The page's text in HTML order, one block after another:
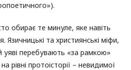
обирає те минуле, яке навіть
Язичницькі та християнські міфи,
уяві перебувають «за рамкою»
рівні протоісторії – невидимої